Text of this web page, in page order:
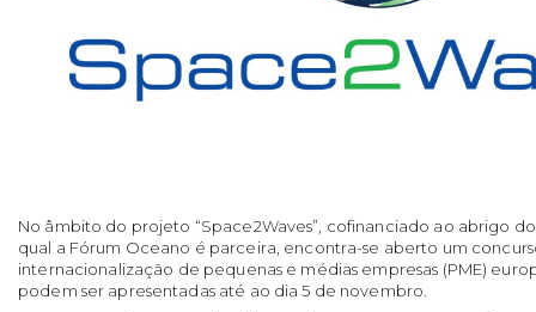
No âmbito do projeto “Space2Waves”, cofinanciado ao abrigo
qual a Fórum Oceano é parceira, encontra-se aberto um
internacionalização de pequenas e médias empresas (PME)
podem ser apresentadas até ao dia 5 de novembro.